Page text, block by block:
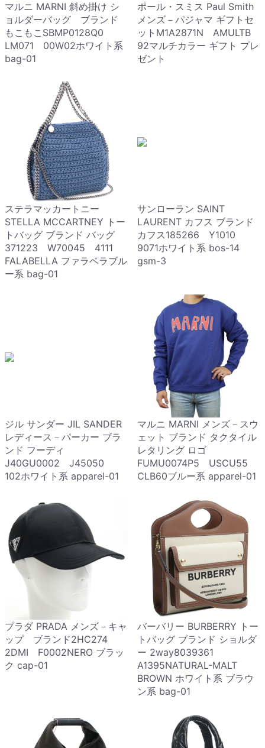
マルニ MARNI 斜め掛け シ
ョルダーバッグ ブランド
もこもこSBMP0128Q0
LM071 00W02ホワイト系
bag-01
ポール・スミス Paul Smith
メンズ－パジャマ ギフトセ
ットM1A2871N AMULTB
92マルチカラー ギフト プレ
ゼント
ステラマッカートニー
STELLA MCCARTNEY トー
トバッグ ブランド バッグ
371223 W70045 4111
FALABELLA ファラベラブル
ー系 bag-01
サンローラン SAINT
LAURENT カフス ブランド
カフス185266 Y1010
9071ホワイト系 bos-14
gsm-3
ジル サンダー JIL SANDER
レディース－パーカー ブラ
ンド フーディ
J40GU0002 J45050
102ホワイト系 apparel-01
マルニ MARNI メンズ－スウ
ェット ブランド タクタイル
レタリング ロゴ
FUMU0074P5 USCU55
CLB60ブルー系 apparel-01
プラダ PRADA メンズ－キャ
ップ ブランド2HC274
2DMI F0002NERO ブラッ
ク cap-01
バーバリー BURBERRY トー
トバッグ ブランド ショルダ
ー 2way8039361
A1395NATURAL-MALT
BROWN ホワイト系 ブラウ
ン系 bag-01